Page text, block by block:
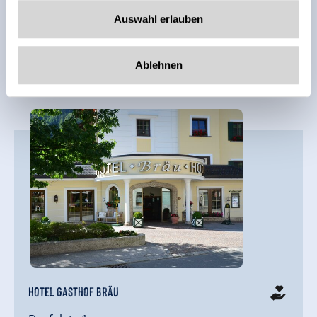
Auswahl erlauben
Ablehnen
auf Karte anzeigen
Hotel Gasthof Bräu